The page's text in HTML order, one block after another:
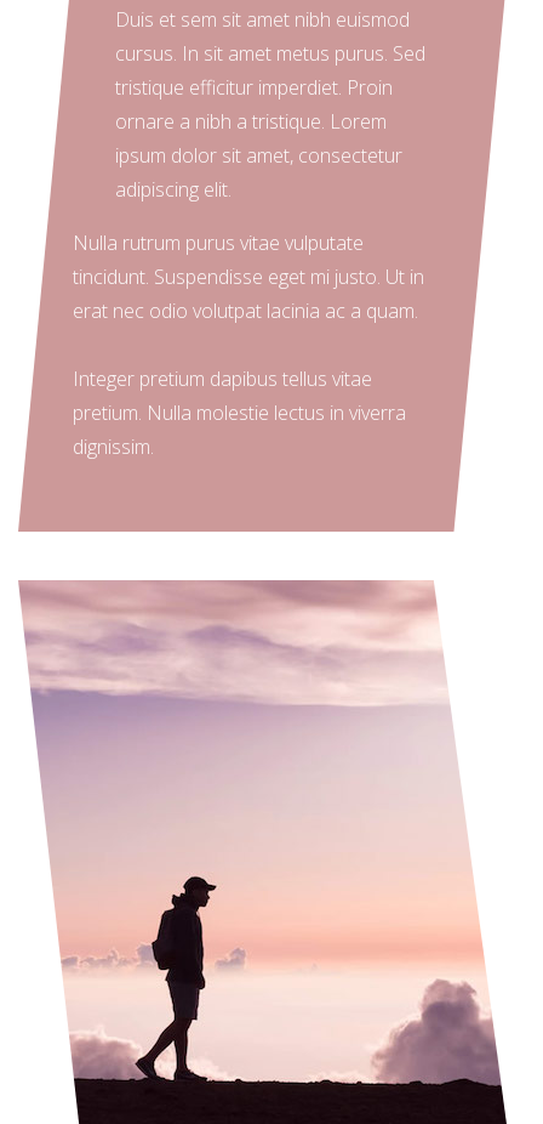
Duis et sem sit amet nibh euismod
cursus. In sit amet metus purus. Sed
tristique efficitur imperdiet. Proin
ornare a nibh a tristique. Lorem
ipsum dolor sit amet, consectetur
adipiscing elit.
Nulla rutrum purus vitae vulputate
tincidunt. Suspendisse eget mi justo. Ut in
erat nec odio volutpat lacinia ac a quam.
Integer pretium dapibus tellus vitae
pretium. Nulla molestie lectus in viverra
dignissim.